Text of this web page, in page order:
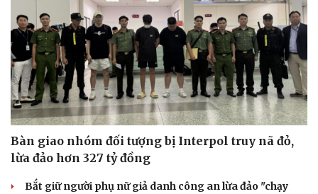
Du lịch
Tư vấn
Săn Tour
check-in
Podcast
Câu chuyện thời sự
Đọc truyện đêm khuya
Cửa sổ tình yêu
Kể chuyện cho bé
Bàn giao nhóm đối tượng bị Interpol truy nã đỏ,
lừa đảo hơn 327 tỷ đồng
Bắt giữ người phụ nữ giả danh công an lừa đảo "chạy